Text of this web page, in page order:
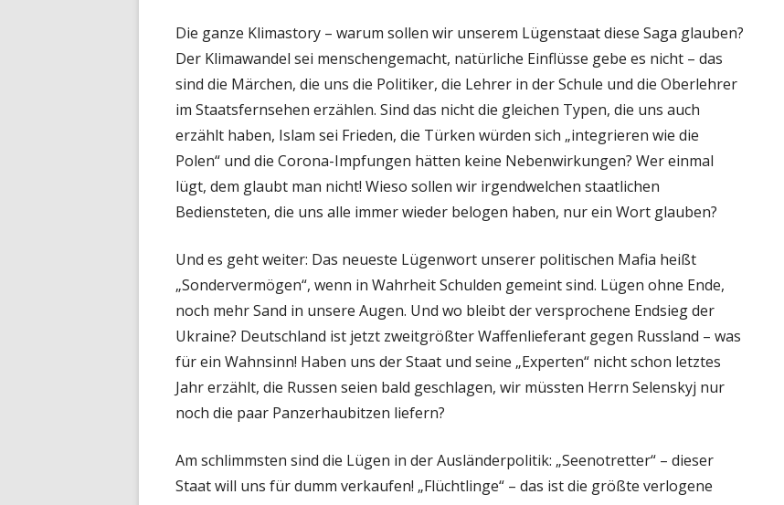
Die ganze Klimastory – warum sollen wir unserem Lügenstaat diese Saga glauben?
Der Klimawandel sei menschengemacht, natürliche Einflüsse gebe es nicht – das
sind die Märchen, die uns die Politiker, die Lehrer in der Schule und die Oberlehrer
im Staatsfernsehen erzählen. Sind das nicht die gleichen Typen, die uns auch
erzählt haben, Islam sei Frieden, die Türken würden sich „integrieren wie die
Polen“ und die Corona-Impfungen hätten keine Nebenwirkungen? Wer einmal
lügt, dem glaubt man nicht! Wieso sollen wir irgendwelchen staatlichen
Bediensteten, die uns alle immer wieder belogen haben, nur ein Wort glauben?
Und es geht weiter: Das neueste Lügenwort unserer politischen Mafia heißt
„Sondervermögen“, wenn in Wahrheit Schulden gemeint sind. Lügen ohne Ende,
noch mehr Sand in unsere Augen. Und wo bleibt der versprochene Endsieg der
Ukraine? Deutschland ist jetzt zweitgrößter Waffenlieferant gegen Russland – was
für ein Wahnsinn! Haben uns der Staat und seine „Experten“ nicht schon letztes
Jahr erzählt, die Russen seien bald geschlagen, wir müssten Herrn Selenskyj nur
noch die paar Panzerhaubitzen liefern?
Am schlimmsten sind die Lügen in der Ausländerpolitik: „Seenotretter“ – dieser
Staat will uns für dumm verkaufen! „Flüchtlinge“ – das ist die größte verlogene